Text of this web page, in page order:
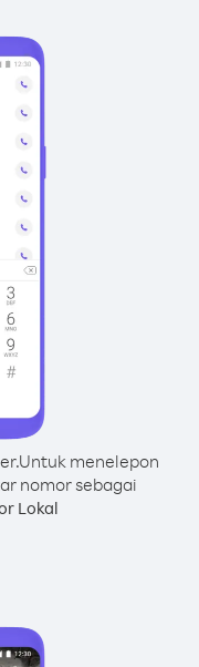
Untuk menelepon
nomor sebagai
Lokal